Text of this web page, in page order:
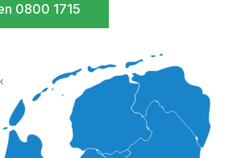
0800 1715